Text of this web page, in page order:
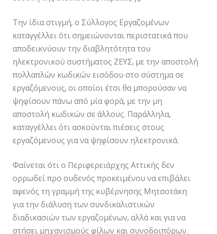
Την ίδια στιγμή, ο Σύλλογος Εργαζομένων
καταγγέλλει ότι σημειώνονται περιστατικά που
αποδεικνύουν την διαβλητότητα του
ηλεκτρονικού συστήματος ΖΕΥΣ, με την αποστολή
πολλαπλών κωδικών εισόδου στο σύστημα σε
εργαζόμενους, οι οποίοι έτσι θα μπορούσαν να
ψηφίσουν πάνω από μία φορά, με την μη
αποστολή κωδικών σε άλλους. Παράλληλα,
καταγγέλλει ότι ασκούνται πιέσεις στους
εργαζόμενους για να ψηφίσουν ηλεκτρονικά.
Φαίνεται ότι ο Περιφερειάρχης Αττικής δεν
ορρωδεί προ ουδενός προκειμένου να επιβάλει
αφενός τη γραμμή της κυβέρνησης Μητσοτάκη
για την διάλυση των συνδικαλιστικών
διαδικασιών των εργαζομένων, αλλά και για να
στήσει μηχανισμούς φίλων και συνοδοιπόρων.